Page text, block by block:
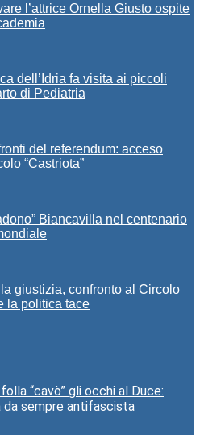
l’attrice Ornella Giusto ospite
dell’Idria fa visita ai piccoli
di Pediatria
del referendum: acceso
“Castriota”
Biancavilla nel centenario
giustizia, confronto al Circolo
la politica tace
“cavò” gli occhi al Duce:
da sempre antifascista